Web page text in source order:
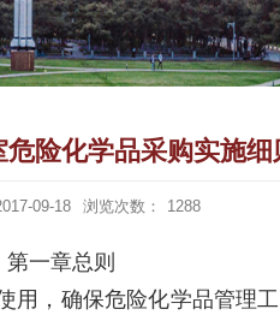
险化学品采购实施细
09-18 浏览次数： 1288
第一章总则
，确保危险化学品管理